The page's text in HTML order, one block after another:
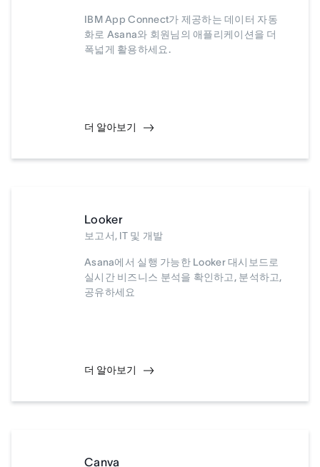
IBM App Connect가 제공하는 데이터 자동
화로 Asana와 회원님의 애플리케이션을 더
폭넓게 활용하세요.
더 알아보기
Looker
보고서, IT 및 개발
Asana에서 실행 가능한 Looker 대시보드로
실시간 비즈니스 분석을 확인하고, 분석하고,
공유하세요
더 알아보기
Canva